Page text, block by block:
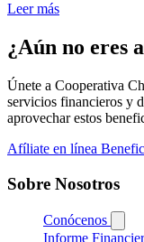
Leer más
¿Aún no eres
Únete a Cooperativa
servicios financieros y
aprovechar estos
Afíliate en línea
Sobre Nosotros
Conócenos
Informe